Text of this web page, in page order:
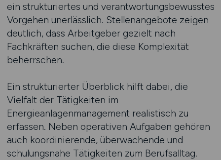
ein strukturiertes und verantwortungsbewusstes
Vorgehen unerlässlich. Stellenangebote zeigen
deutlich, dass Arbeitgeber gezielt nach
Fachkräften suchen, die diese Komplexität
beherrschen.
Ein strukturierter Überblick hilft dabei, die
Vielfalt der Tätigkeiten im
Energieanlagenmanagement realistisch zu
erfassen. Neben operativen Aufgaben gehören
auch koordinierende, überwachende und
schulungsnahe Tätigkeiten zum Berufsalltag.